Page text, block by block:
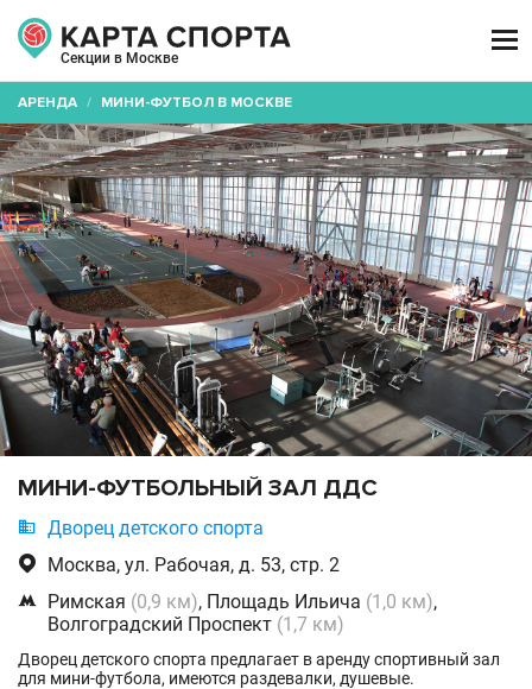
Секции в Москве

АРЕНДА / МИНИ-ФУТБОЛ В МОСКВЕ
МИНИ-ФУТБОЛЬНЫЙ ЗАЛ ДДС
 Дворец детского спорта
 Москва, ул. Рабочая, д. 53, стр. 2
 Римская (0,9 км), Площадь Ильича (1,0 км),
Волгоградский Проспект (1,7 км)
Дворец детского спорта предлагает в аренду спортивный зал
для мини-футбола, имеются раздевалки, душевые.